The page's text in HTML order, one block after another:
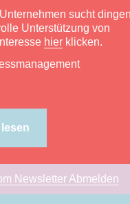
sucht
Unterstützung von
hier klicken.
lesen
Newsletter Abmelden